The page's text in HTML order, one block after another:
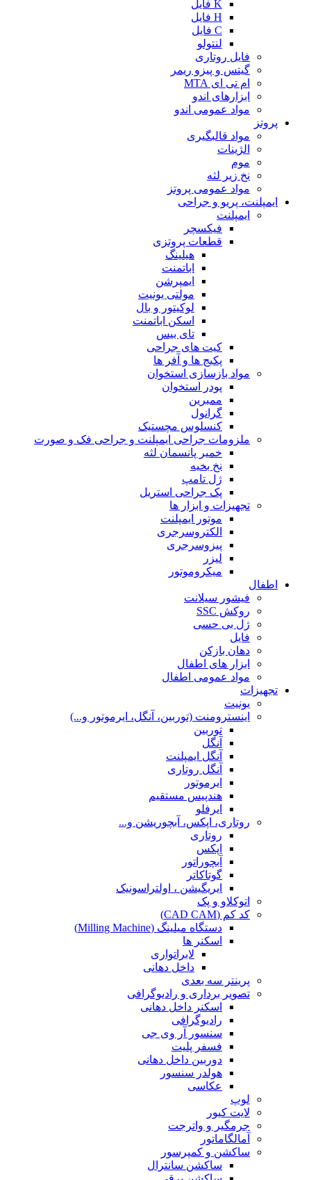
K فایل
H فایل
C فایل
لنتولو
فایل روتاری
گیتس و پیزو ریمر
ام تی ای MTA
ابزارهای اندو
مواد عمومی اندو
پروتز
مواد قالبگیری
الژینات
موم
نخ زیر لثه
مواد عمومی پروتز
ایمپلنت، پریو و جراحی
ایمپلنت
فیکسچر
قطعات پروتزی
هیلینگ
اباتمنت
ایمپرشن
مولتی یونیت
لوکیتور و بال
اسکن اباتمنت
تای بیس
کیت های جراحی
پکیج ها و آفر ها
مواد بازسازی استخوان
پودر استخوان
ممبرین
گرانول
کنسلوس مچستیک
ملزومات جراحی ایمپلنت و جراحی فک و صورت
خمیر پانسمان لثه
نخ بخیه
ژل تامپ
پک جراحی استریل
تجهیزات و ابزار ها
موتور ایمپلنت
الکتروسرجری
پیزوسرجری
لیزر
میکروموتور
اطفال
فیشور سیلانت
روکش SSC
ژل بی حسی
فایل
دهان بازکن
ابزار های اطفال
مواد عمومی اطفال
تجهیزات
یونیت
اینسترومنت (توربین، آنگل، ایرموتور و...)
توربین
آنگل
آنگل ایمپلنت
آنگل روتاری
ایرموتور
هندپیس مستقیم
ایرفلو
روتاری، اپکس، آبچوریشن و...
روتاری
اپکس
آبچوراتور
گوتاکاتر
ایریگیشن ، اولتراسونیک
اتوکلاو و پک
کد کم (CAD CAM)
دستگاه میلینگ (Milling Machine)
اسکنر ها
لابراتواری
داخل دهانی
پرینتر سه بعدی
تصویر برداری و رادیوگرافی
اسکنر داخل دهانی
رادیوگرافی
سنسور آر وی جی
فسفر پلیت
دوربین داخل دهانی
هولدر سنسور
عکاسی
لوپ
لایت کیور
جرمگیر و واترجت
آمالگاماتور
ساکشن و کمپرسور
ساکشن سانترال